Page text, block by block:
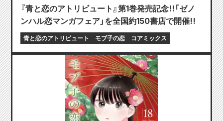
『青と恋のアトリビュート』第1巻発売記念!!「ゼノ
ンハル恋マンガフェア」を全国約150書店で開催!!
青と恋のアトリビュート モブ子の恋 コアミックス